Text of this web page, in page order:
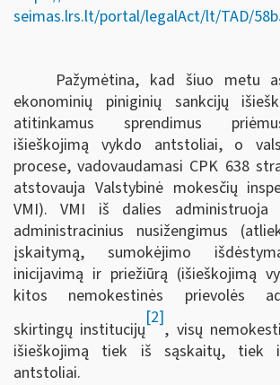
seimas.lrs.lt/portal/legalAct/lt/TAD/
Pažymėtina, kad šiuo metu
ekonominių piniginių sankcijų
atitinkamus sprendimus
išieškojimą vykdo antstoliai, o
procese, vadovaudamasi CPK 638
atstovauja Valstybinė mokesčių
VMI). VMI iš dalies
administracinius nusižengimus
įskaitymą, sumokėjimo
inicijavimą ir priežiūrą (išieškojimą
kitos nemokestinės prievolės
skirtingų institucijų
[2]
, visų
išieškojimą tiek iš sąskaitų, tiek
antstoliai.